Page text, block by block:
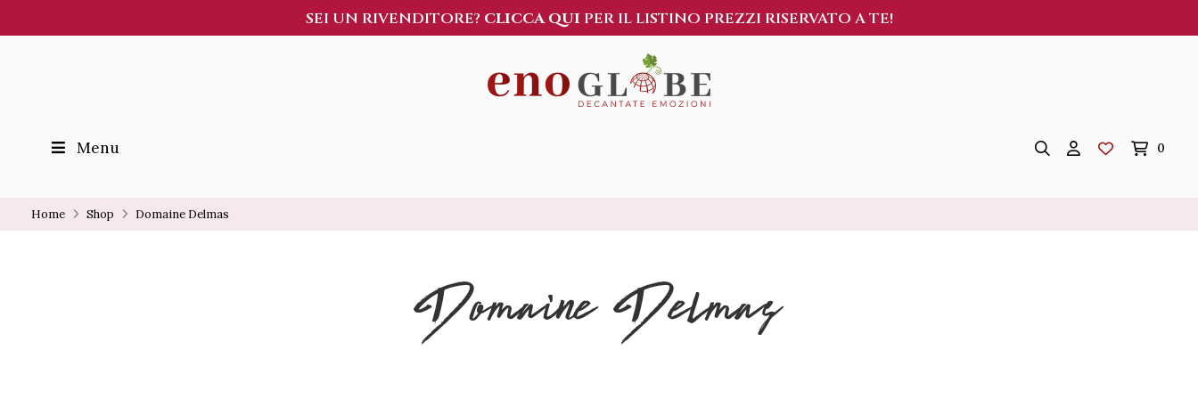
SEI UN RIVENDITORE? CLICCA QUI PER IL LISTINO PREZZI RISERVATO A TE!
Menu 0
Home Shop Domaine Delmas
Domaine Delmas